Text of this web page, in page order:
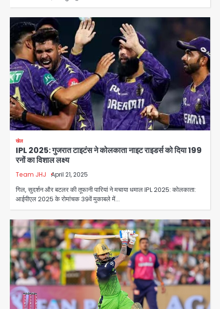
खेल
IPL 2025: गुजरात टाइटंस ने कोलकाता नाइट राइडर्स को दिया 199
रनों का विशाल लक्ष्य
Team JHJ April 21, 2025
गिल, सुदर्शन और बटलर की तूफानी पारियां ने मचाया धमाल IPL 2025: कोलकाता:
आईपीएल 2025 के रोमांचक 39वें मुकाबले में…